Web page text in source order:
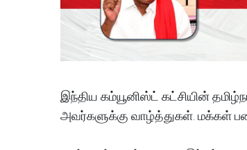
இந்திய கம்யூனிஸ்ட் கட்சியின்
அவர்களுக்கு வாழ்த்துகள். மக்கள்